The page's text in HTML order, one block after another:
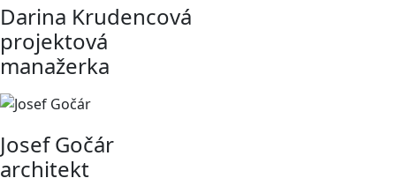
Darina Krudencová
projektová
manažerka
Josef Gočár
architekt